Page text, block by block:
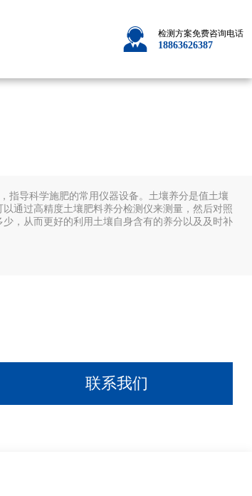
检测方案免费咨询电话
18863626387
指导科学施肥的常用仪器设备。土壤养分是值土壤
通过高精度土壤肥料养分检测仪来测量，然后对照
，从而更好的利用土壤自身含有的养分以及及时补
联系我们